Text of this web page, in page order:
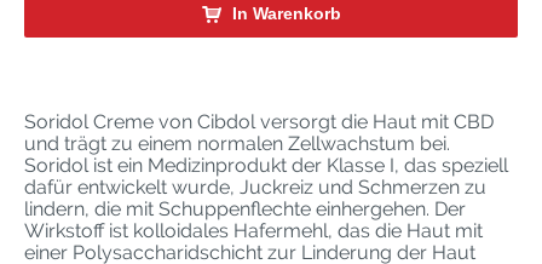
In Warenkorb
Soridol Creme von Cibdol versorgt die Haut mit CBD
und trägt zu einem normalen Zellwachstum bei.
Soridol ist ein Medizinprodukt der Klasse I, das speziell
dafür entwickelt wurde, Juckreiz und Schmerzen zu
lindern, die mit Schuppenflechte einhergehen. Der
Wirkstoff ist kolloidales Hafermehl, das die Haut mit
einer Polysaccharidschicht zur Linderung der Haut